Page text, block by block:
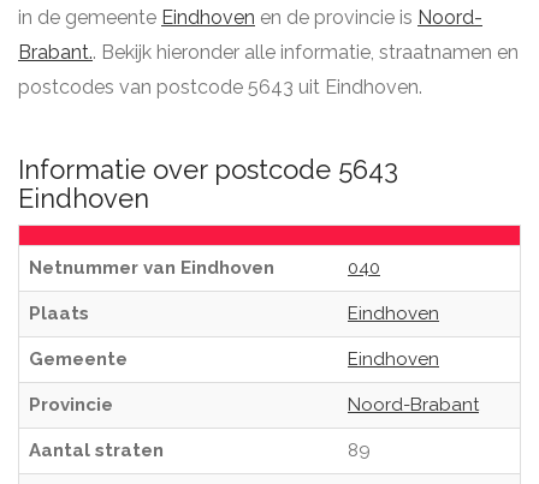
in de gemeente Eindhoven en de provincie is Noord-
Brabant.. Bekijk hieronder alle informatie, straatnamen en
postcodes van postcode 5643 uit Eindhoven.
Informatie over postcode 5643
Eindhoven
Netnummer van Eindhoven 040
Plaats Eindhoven
Gemeente Eindhoven
Provincie Noord-Brabant
Aantal straten 89